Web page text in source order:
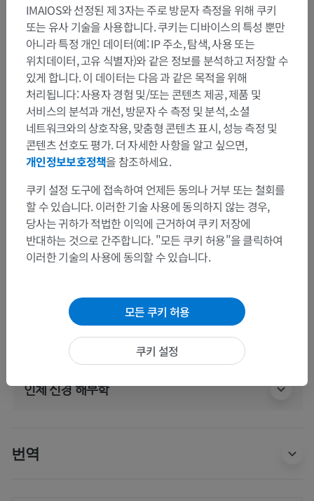
해부학적 계층
인체 해부학 2
인체> 통합계통> 신경계통 > 중추신경계통> 척수>
척수회색질> 척수뒤뿔> 뒤뿔머리> 고유핵
인체 해부학 1
인체 신경 해부학
번역
IMAIOS와 선정된 제 3자는 주로 방문자 측정을 위해 쿠키
또는 유사 기술을 사용합니다. 쿠키는 디바이스의 특성 뿐만
아니라 특정 개인 데이터(예: IP 주소, 탐색, 사용 또는
위치데이터, 고유 식별자)와 같은 정보를 분석하고 저장할 수
있게 합니다. 이 데이터는 다음 과 같은 목적을 위해
처리됩니다: 사용자 경험 및/또는 콘텐츠 제공, 제품 및
서비스의 분석과 개선, 방문자 수 측정 및 분석, 소셜
네트워크와의 상호작용, 맞춤형 콘텐츠 표시, 성능 측정 및
콘텐츠 선호도 평가. 더 자세한 사항을 알고 싶으면,
개인정보보호정책을 참조하세요.
쿠키 설정 도구에 접속하여 언제든 동의나 거부 또는 철회를
할 수 있습니다. 이러한 기술 사용에 동의하지 않는 경우,
당사는 귀하가 적법한 이익에 근거하여 쿠키 저장에
반대하는 것으로 간주합니다. "모든 쿠키 허용"을 클릭하여
이러한 기술의 사용에 동의할 수 있습니다.
모든 쿠키 허용
쿠키 설정